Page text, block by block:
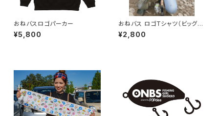
おねバスロゴパーカー
¥5,800
おねバス ロゴTシャツ（ビッグシ
ルエット）
¥2,800